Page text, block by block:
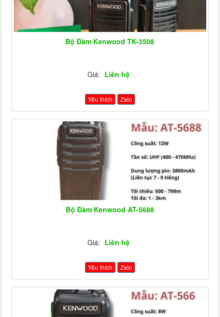
Bộ Đàm Kenwood TK-3508
Giá: Liên hệ
Yêu thích Zalo
Bộ Đàm Kenwood AT-5688
Giá: Liên hệ
Yêu thích Zalo